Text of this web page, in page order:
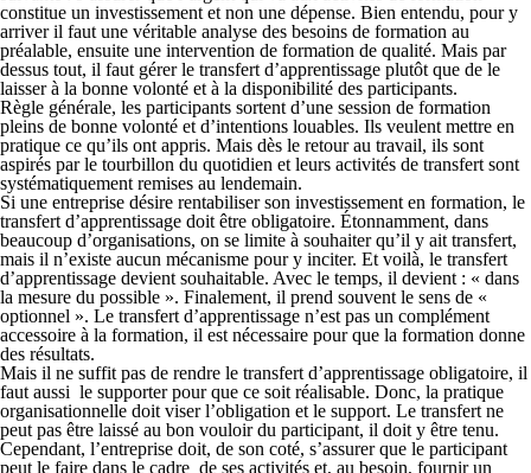
constitue un investissement et non une dépense. Bien entendu, pour y
arriver il faut une véritable analyse des besoins de formation au
préalable, ensuite une intervention de formation de qualité. Mais par
dessus tout, il faut gérer le transfert d’apprentissage plutôt que de le
laisser à la bonne volonté et à la disponibilité des participants.
Règle générale, les participants sortent d’une session de formation
pleins de bonne volonté et d’intentions louables. Ils veulent mettre en
pratique ce qu’ils ont appris. Mais dès le retour au travail, ils sont
aspirés par le tourbillon du quotidien et leurs activités de transfert sont
systématiquement remises au lendemain.
Si une entreprise désire rentabiliser son investissement en formation, le
transfert d’apprentissage doit être obligatoire. Étonnamment, dans
beaucoup d’organisations, on se limite à souhaiter qu’il y ait transfert,
mais il n’existe aucun mécanisme pour y inciter. Et voilà, le transfert
d’apprentissage devient souhaitable. Avec le temps, il devient : « dans
la mesure du possible ». Finalement, il prend souvent le sens de «
optionnel ». Le transfert d’apprentissage n’est pas un complément
accessoire à la formation, il est nécessaire pour que la formation donne
des résultats.
Mais il ne suffit pas de rendre le transfert d’apprentissage obligatoire, il
faut aussi le supporter pour que ce soit réalisable. Donc, la pratique
organisationnelle doit viser l’obligation et le support. Le transfert ne
peut pas être laissé au bon vouloir du participant, il doit y être tenu.
Cependant, l’entreprise doit, de son coté, s’assurer que le participant
peut le faire dans le cadre de ses activités et, au besoin, fournir un